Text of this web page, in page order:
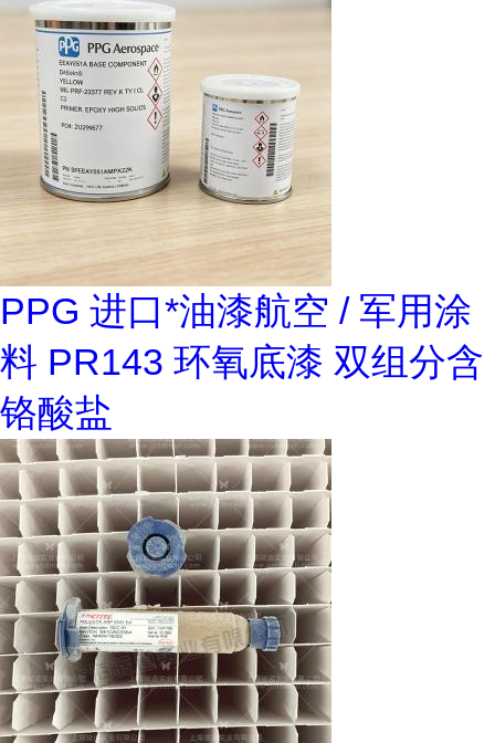
PPG 进口*油漆航空 / 军用涂
料 PR143 环氧底漆 双组分含
铬酸盐